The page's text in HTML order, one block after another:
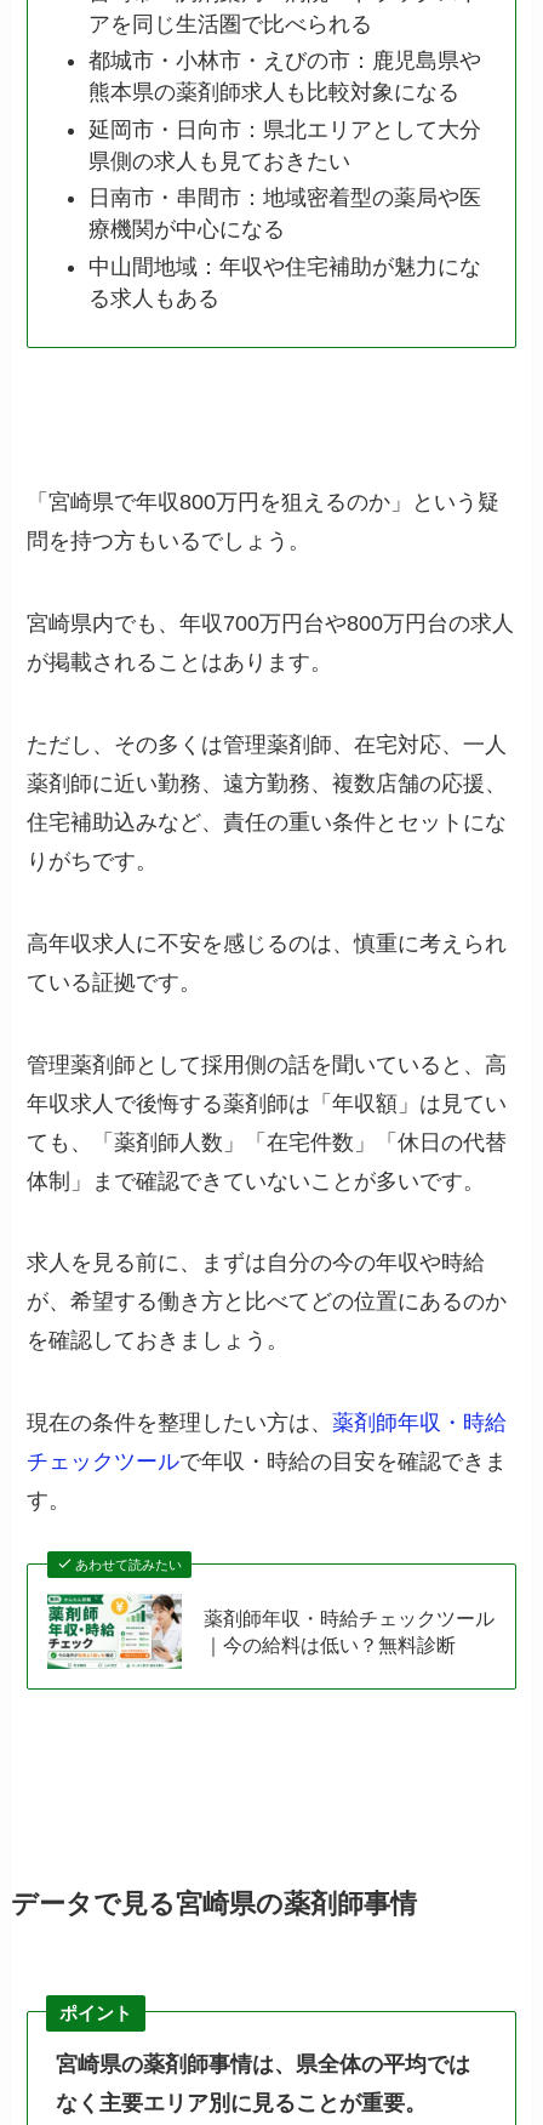
アを同じ生活圏で比べられる
都城市・小林市・えびの市：鹿児島県や
熊本県の薬剤師求人も比較対象になる
延岡市・日向市：県北エリアとして大分
県側の求人も見ておきたい
日南市・串間市：地域密着型の薬局や医
療機関が中心になる
中山間地域：年収や住宅補助が魅力にな
る求人もある
「宮崎県で年収800万円を狙えるのか」という疑
問を持つ方もいるでしょう。
宮崎県内でも、年収700万円台や800万円台の求人
が掲載されることはあります。
ただし、その多くは管理薬剤師、在宅対応、一人
薬剤師に近い勤務、遠方勤務、複数店舗の応援、
住宅補助込みなど、責任の重い条件とセットにな
りがちです。
高年収求人に不安を感じるのは、慎重に考えられ
ている証拠です。
管理薬剤師として採用側の話を聞いていると、高
年収求人で後悔する薬剤師は「年収額」は見てい
ても、「薬剤師人数」「在宅件数」「休日の代替
体制」まで確認できていないことが多いです。
求人を見る前に、まずは自分の今の年収や時給
が、希望する働き方と比べてどの位置にあるのか
を確認しておきましょう。
現在の条件を整理したい方は、薬剤師年収・時給
チェックツールで年収・時給の目安を確認できま
す。
あわせて読みたい
薬剤師年収・時給チェックツール
｜今の給料は低い？無料診断
データで見る宮崎県の薬剤師事情
ポイント
宮崎県の薬剤師事情は、県全体の平均では
なく主要エリア別に見ることが重要。